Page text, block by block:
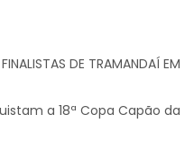
DE TRAMANDAÍ EM
a 18ª Copa Capão da